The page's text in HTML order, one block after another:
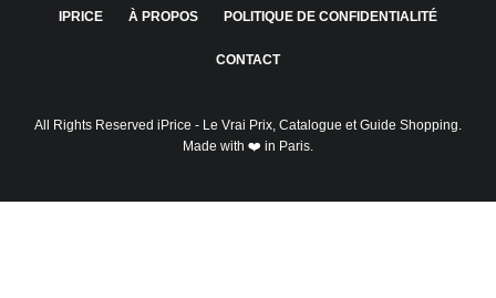
IPRICE À PROPOS POLITIQUE DE CONFIDENTIALITÉ
CONTACT
All Rights Reserved iPrice - Le Vrai Prix, Catalogue et Guide Shopping.
Made with ❤️ in Paris.